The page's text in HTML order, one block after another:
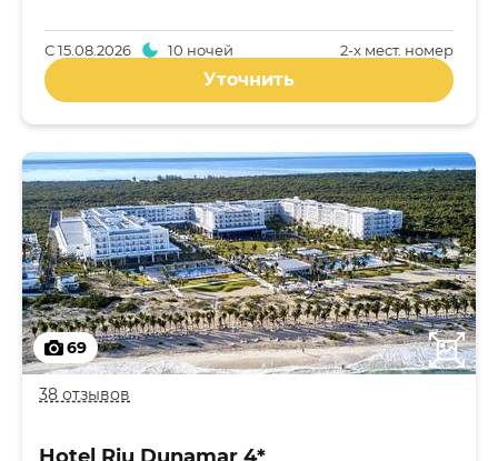
2-x мест. номер
С15.08.2026 10 ночей
Уточнить
69
38 отзывов